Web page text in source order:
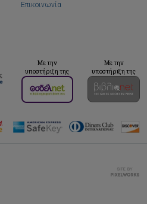
Επικοινωνία
Με την
υποστήριξη της
Με την
υποστήριξη της